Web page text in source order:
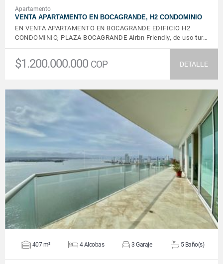
Apartamento
VENTA APARTAMENTO EN BOCAGRANDE, H2 CONDOMINIO
EN VENTA APARTAMENTO EN BOCAGRANDE EDIFICIO H2
CONDOMINIO, PLAZA BOCAGRANDE Airbn Friendly, de uso tur…
$1.200.000.000 COP DETALLE
VER DETALLES
407 m² 4 Alcobas 3 Garaje 5 Baño(s)